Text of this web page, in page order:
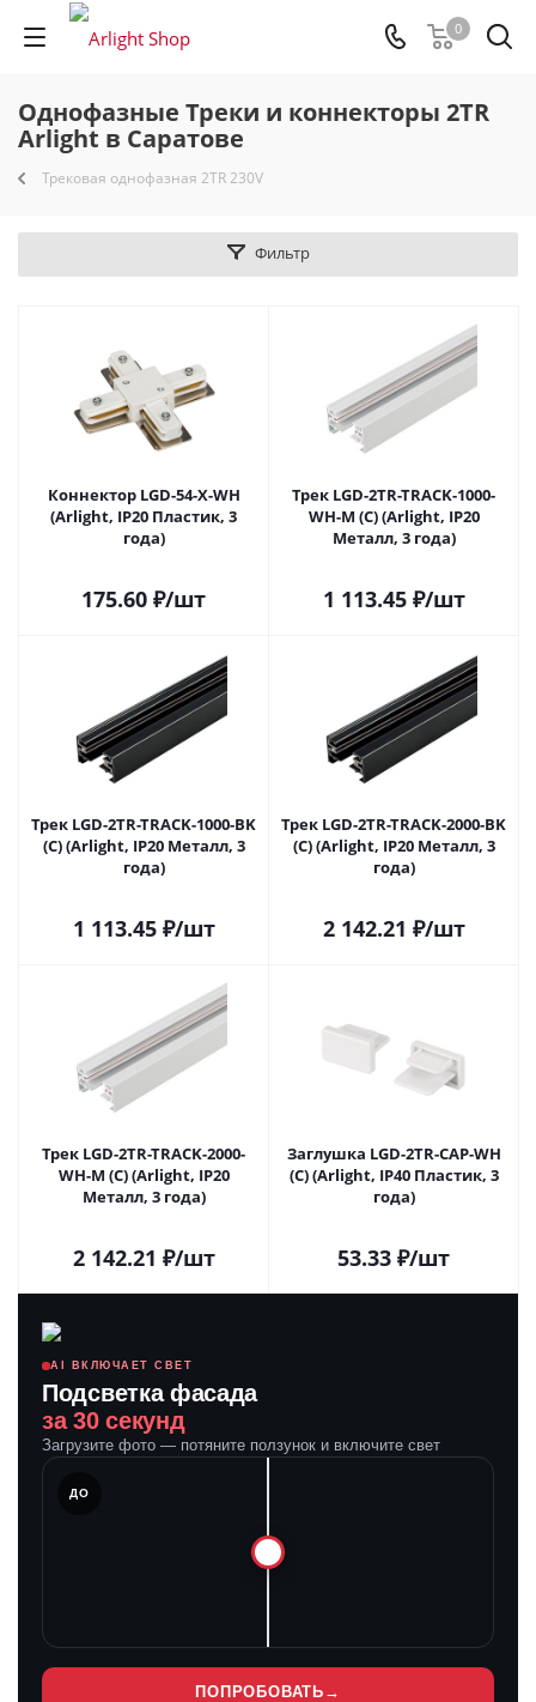
0
Однофазные Треки и коннекторы 2TR
Arlight в Саратове
Трековая однофазная 2TR 230V
Фильтр
Коннектор LGD-54-X-WH
(Arlight, IP20 Пластик, 3
года)
175.60 ₽/шт
Трек LGD-2TR-TRACK-1000-
WH-M (C) (Arlight, IP20
Металл, 3 года)
1 113.45₽/шт
Трек LGD-2TR-TRACK-1000-BK
(C) (Arlight, IP20 Металл, 3
года)
1 113.45₽/шт
Трек LGD-2TR-TRACK-2000-BK
(C) (Arlight, IP20 Металл, 3
года)
2 142.21 ₽/шт
Трек LGD-2TR-TRACK-2000-
WH-M (C) (Arlight, IP20
Металл, 3 года)
2 142.21 ₽/шт
Заглушка LGD-2TR-CAP-WH
(C) (Arlight, IP40 Пластик, 3
года)
53.33 ₽/шт
AI ВКЛЮЧАЕТ СВЕТ
Подсветка фасада
за 30 секунд
Загрузите фото — потяните ползунок и включите свет
ДО
ПОПРОБОВАТЬ →